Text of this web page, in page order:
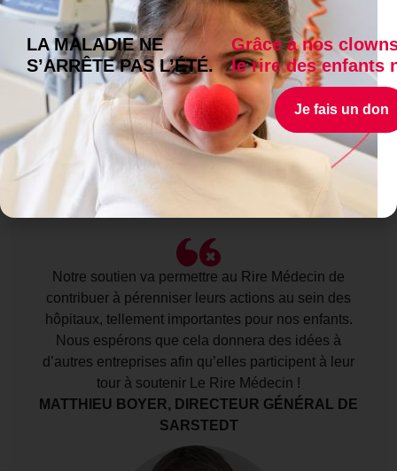
90 SERVICES PÉDIATRIQUES
Je soutiens l’association
Notre soutien va permettre au Rire Médecin de
contribuer à pérenniser leurs actions au sein des
hôpitaux, tellement importantes pour nos enfants.
Nous espérons que cela donnera des idées à
d’autres entreprises afin qu’elles participent à leur
tour à soutenir Le Rire Médecin !
MATTHIEU BOYER, DIRECTEUR GÉNÉRAL DE
SARSTEDT
LA MALADIE NE
S’ARRÊTE PAS L’ÉTÉ.
Grâce à nos
le rire des enfants
Je fais un don